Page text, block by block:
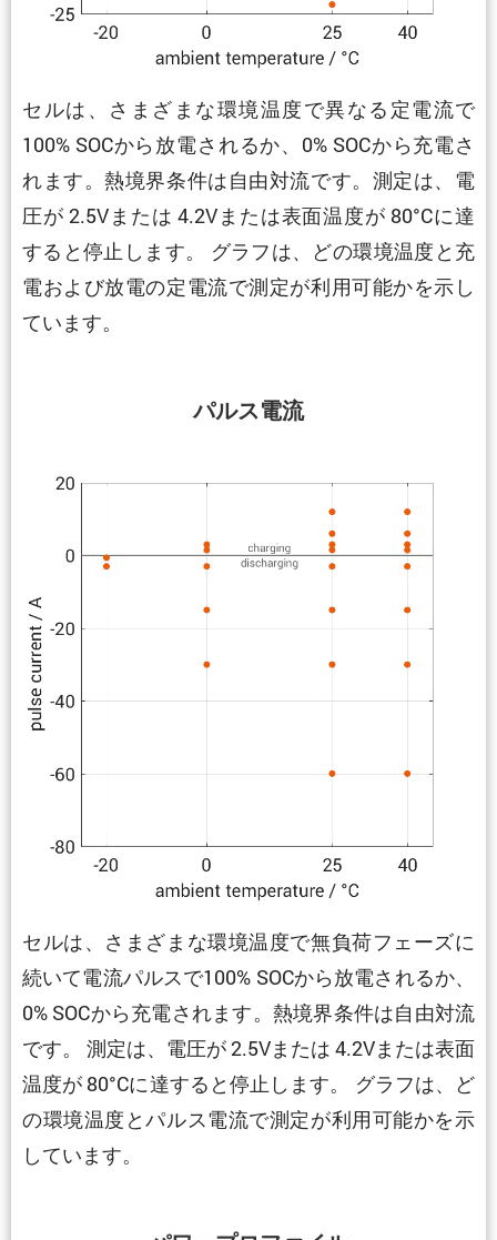
セルは、さまざまな環境温度で異なる定電流で
100% SOCから放電されるか、0% SOCから充電さ
れます。熱境界条件は自由対流です。測定は、電
圧が 2.5Vまたは 4.2Vまたは表面温度が 80°Cに達
すると停止します。 グラフは、どの環境温度と充
電および放電の定電流で測定が利用可能かを示し
ています。
パルス電流
セルは、さまざまな環境温度で無負荷フェーズに
続いて電流パルスで100% SOCから放電されるか、
0% SOCから充電されます。熱境界条件は自由対流
です。 測定は、電圧が 2.5Vまたは 4.2Vまたは表面
温度が 80°Cに達すると停止します。 グラフは、ど
の環境温度とパルス電流で測定が利用可能かを示
しています。